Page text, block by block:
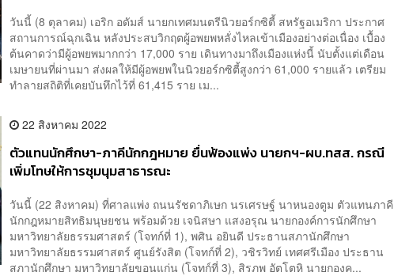
วันนี้ (8 ตุลาคม) เอริก อดัมส์ นายกเทศมนตรีนิวยอร์กซิตี้ สหรัฐอเมริกา ประกาศ
สถานการณ์ฉุกเฉิน หลังประสบวิกฤตผู้อพยพหลั่งไหลเข้าเมืองอย่างต่อเนื่อง เบื้อง
ต้นคาดว่ามีผู้อพยพมากกว่า 17,000 ราย เดินทางมาถึงเมืองแห่งนี้ นับตั้งแต่เดือน
เมษายนที่ผ่านมา ส่งผลให้มีผู้อพยพในนิวยอร์กซิตี้สูงกว่า 61,000 รายแล้ว เตรียม
ทำลายสถิติที่เคยบันทึกไว้ที่ ​​61,415 ราย เม...
22 สิงหาคม 2022
ตัวแทนนักศึกษา-ภาคีนักกฎหมาย ยื่นฟ้องแพ่ง นายกฯ-ผบ.ทสส. กรณี
เพิ่มโทษให้การชุมนุมสาธารณะ
วันนี้ (22 สิงหาคม) ที่ศาลแพ่ง ถนนรัชดาภิเษก นรเศรษฐ์ นาหนองตูม ตัวแทนภาคี
นักกฎหมายสิทธิมนุษยชน พร้อมด้วย เจนิสษา แสงอรุณ นายกองค์การนักศึกษา
มหาวิทยาลัยธรรมศาสตร์ (โจทก์ที่ 1), พศิน อยินดี ประธานสภานักศึกษา
มหาวิทยาลัยธรรมศาสตร์ ศูนย์รังสิต (โจทก์ที่ 2), วชิรวิทย์ เทศศรีเมือง ประธาน
สภานักศึกษา มหาวิทยาลัยขอนแก่น (โจทก์ที่ 3), สิรภพ อัตโตหิ นายกองค...